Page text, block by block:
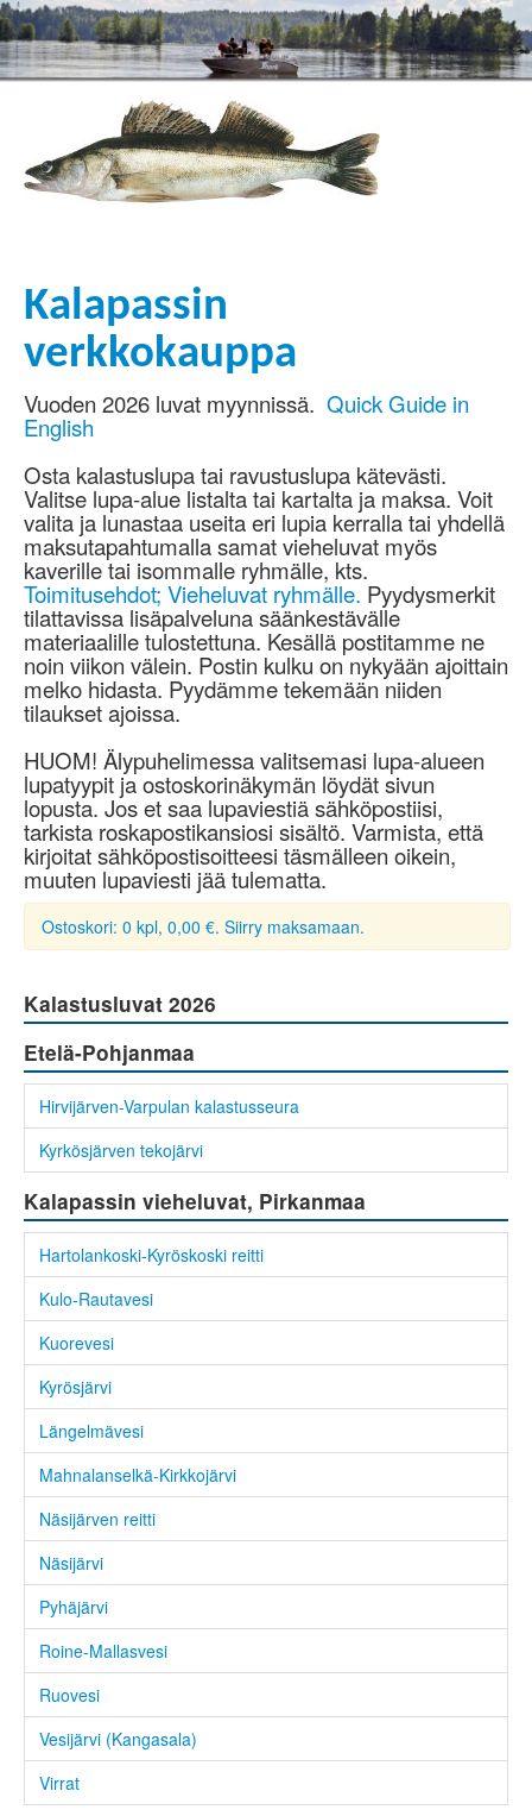
Kalapassin
verkkokauppa
Vuoden 2026 luvat myynnissä. Quick Guide in
English
Osta kalastuslupa tai ravustuslupa kätevästi.
Valitse lupa-alue listalta tai kartalta ja maksa. Voit
valita ja lunastaa useita eri lupia kerralla tai yhdellä
maksutapahtumalla samat vieheluvat myös
kaverille tai isommalle ryhmälle, kts.
Toimitusehdot; Vieheluvat ryhmälle. Pyydysmerkit
tilattavissa lisäpalveluna säänkestävälle
materiaalille tulostettuna. Kesällä postitamme ne
noin viikon välein. Postin kulku on nykyään ajoittain
melko hidasta. Pyydämme tekemään niiden
tilaukset ajoissa.
HUOM! Älypuhelimessa valitsemasi lupa-alueen
lupatyypit ja ostoskorinäkymän löydät sivun
lopusta. Jos et saa lupaviestiä sähköpostiisi,
tarkista roskapostikansiosi sisältö. Varmista, että
kirjoitat sähköpostisoitteesi täsmälleen oikein,
muuten lupaviesti jää tulematta.
Ostoskori: 0 kpl, 0,00 €. Siirry maksamaan.
Kalastusluvat 2026
Etelä-Pohjanmaa
Hirvijärven-Varpulan kalastusseura
Kyrkösjärven tekojärvi
Kalapassin vieheluvat, Pirkanmaa
Hartolankoski-Kyröskoski reitti
Kulo-Rautavesi
Kuorevesi
Kyrösjärvi
Längelmävesi
Mahnalanselkä-Kirkkojärvi
Näsijärven reitti
Näsijärvi
Pyhäjärvi
Roine-Mallasvesi
Ruovesi
Vesijärvi (Kangasala)
Virrat